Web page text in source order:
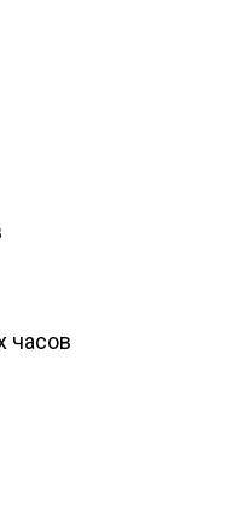
часов